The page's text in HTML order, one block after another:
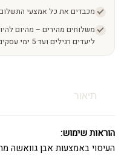
מכבדים את כל אמצעי
ליעדים רגילים ועד 5 ימי עסקים ליעדים מרוחקים
תיאור
הוראות שימוש:
העיסוי באמצעות אבן גוואשה